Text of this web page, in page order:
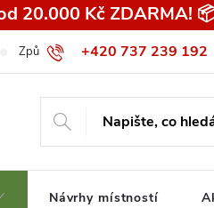
20.000 Kč ZDARMA!
+420 737 239 192
Způsob dopravy Všeobecné
Návrhy místností